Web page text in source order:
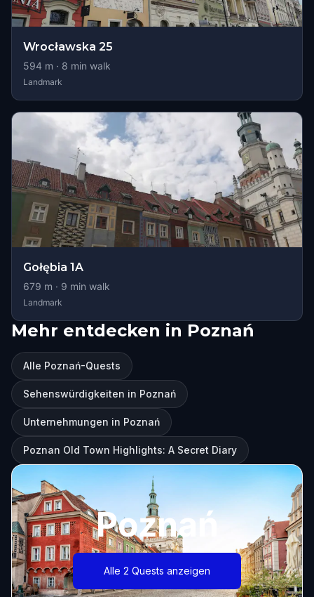
Wrocławska 25
594 m · 8 min walk
Landmark
Gołębia 1A
679 m · 9 min walk
Landmark
Mehr entdecken in Poznań
Alle Poznań-Quests
Sehenswürdigkeiten in Poznań
Unternehmungen in Poznań
Poznan Old Town Highlights: A Secret Diary
Poznań
Alle 2 Quests anzeigen